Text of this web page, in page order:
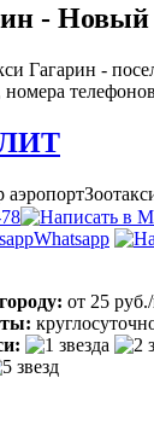
- Новый
Гагарин -
номера
аэропорт
Whatsapp
от 25